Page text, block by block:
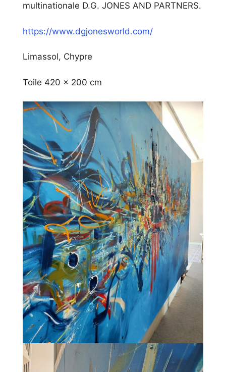
multinationale D.G. JONES AND PARTNERS.
https://www.dgjonesworld.com/
Limassol, Chypre
Toile 420 x 200 cm